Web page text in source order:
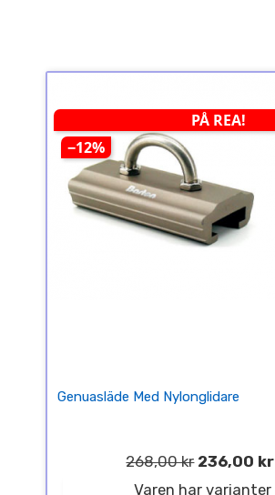
PÅ REA!
−12%
Genuasläde Med Nylonglidare
268,00 kr 236,00 kr
Varen har varianter